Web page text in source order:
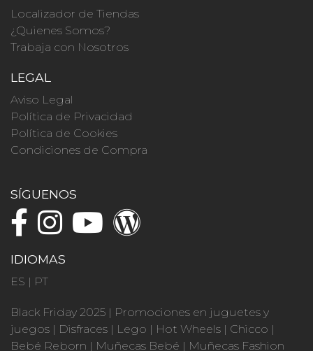
Localizador de Tiendas
¿Quienes Somos?
Trabaja con Nosotros
LEGAL
Aviso Legal
Política de Privacidad
Política de Cookies
Condiciones de Compra
SÍGUENOS
IDIOMAS
ES | PT
Black Friday 2025 | Promociones en juguetes y
juegos | Disfraces | Lego | Hot Wheels | Chicco |
Bebé Reborn | Muñecas Bebé | Muñecas Fashion